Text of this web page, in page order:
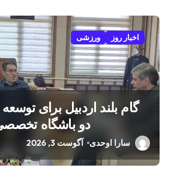
اخبار روز ورزشی
گام بلند اردبیل برای
دو باشگاه
سارا اوحدی آگوست 3, 2026